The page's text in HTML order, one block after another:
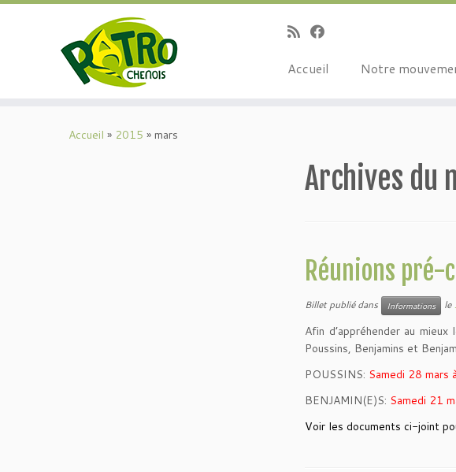
Passer
Accueil Notre
Accueil » 2015 » mars
Archives du
Réunions pré-
Billet publié dans Informations le
Afin d’appréhender au
Poussins, Benjamins et
POUSSINS: Samedi 28 mars
BENJAMIN(E)S: Samedi 21
Voir les documents ci-joint